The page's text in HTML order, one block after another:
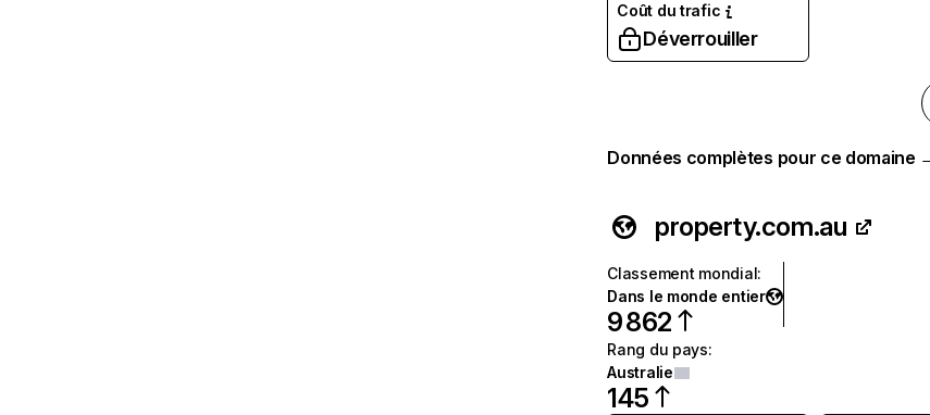
Coût du trafic
Déverrouiller
Données complètes pour ce domaine
property.com.au
Classement mondial:
Dans le monde entier
9 862
Rang du pays:
Australie
145